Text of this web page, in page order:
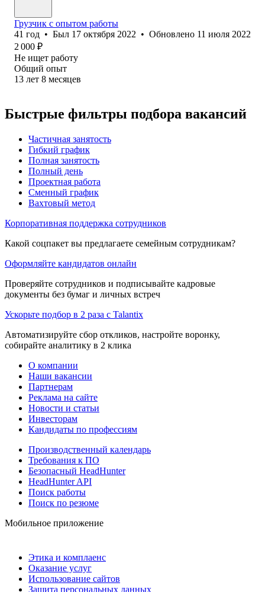
Грузчик с опытом работы
41 год • Был 17 октября 2022 • Обновлено 11 июля 2022
2 000 ₽
Не ищет работу
Общий опыт
13 лет 8 месяцев
Быстрые фильтры подбора вакансий
Частичная занятость
Гибкий график
Полная занятость
Полный день
Проектная работа
Сменный график
Вахтовый метод
Корпоративная поддержка сотрудников
Какой соцпакет вы предлагаете семейным сотрудникам?
Оформляйте кандидатов онлайн
Проверяйте сотрудников и подписывайте кадровые
документы без бумаг и личных встреч
Ускорьте подбор в 2 раза с Talantix
Автоматизируйте сбор откликов, настройте воронку,
собирайте аналитику в 2 клика
О компании
Наши вакансии
Партнерам
Реклама на сайте
Новости и статьи
Инвесторам
Кандидаты по профессиям
Производственный календарь
Требования к ПО
Безопасный HeadHunter
HeadHunter API
Поиск работы
Поиск по резюме
Мобильное приложение
Этика и комплаенс
Оказание услуг
Использование сайтов
Защита персональных данных